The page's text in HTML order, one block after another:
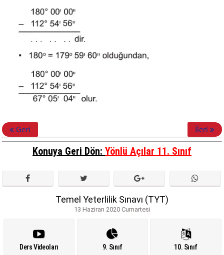
Geri İleri
Konuya Geri Dön: Yönlü Açılar 11. Sınıf
Temel Yeterlilik Sınavı (TYT)
13 Haziran 2020 Cumartesi
Ders Videoları 9. Sınıf 10. Sınıf